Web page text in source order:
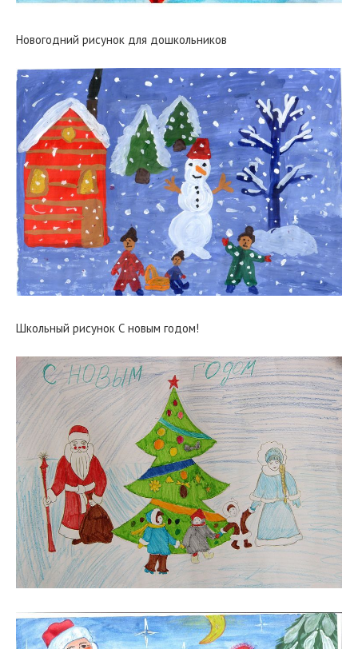
Новогодний рисунок для дошкольников
Школьный рисунок С новым годом!